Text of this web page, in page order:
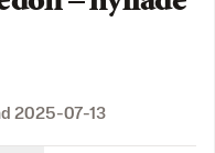
2025-07-13